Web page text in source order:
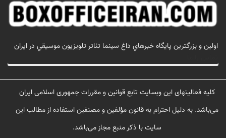
اولين و بزرگترين پايگاه خبرهاي داغ سينما تئاتر تلويزيون موسيقي در ايران
کلیه فعالیتهای این وبسایت تابع قوانین و مقررات جمهوری اسلامی ایران
می‌باشد. به دلیل احترام به قانون مؤلفین و مصنفین استفاده از مطالب این
سایت با ذکر منبع مجاز می‌باشد.